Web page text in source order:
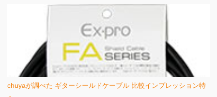
chuyaが調べた ギターシールドケーブル 比較インプレッション特